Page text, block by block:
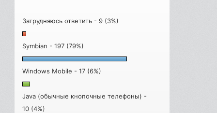
Затрудняюсь ответить - 9 (3%)
Symbian - 197 (79%)
Windows Mobile - 17 (6%)
Java (обычные кнопочные телефоны) -
10 (4%)